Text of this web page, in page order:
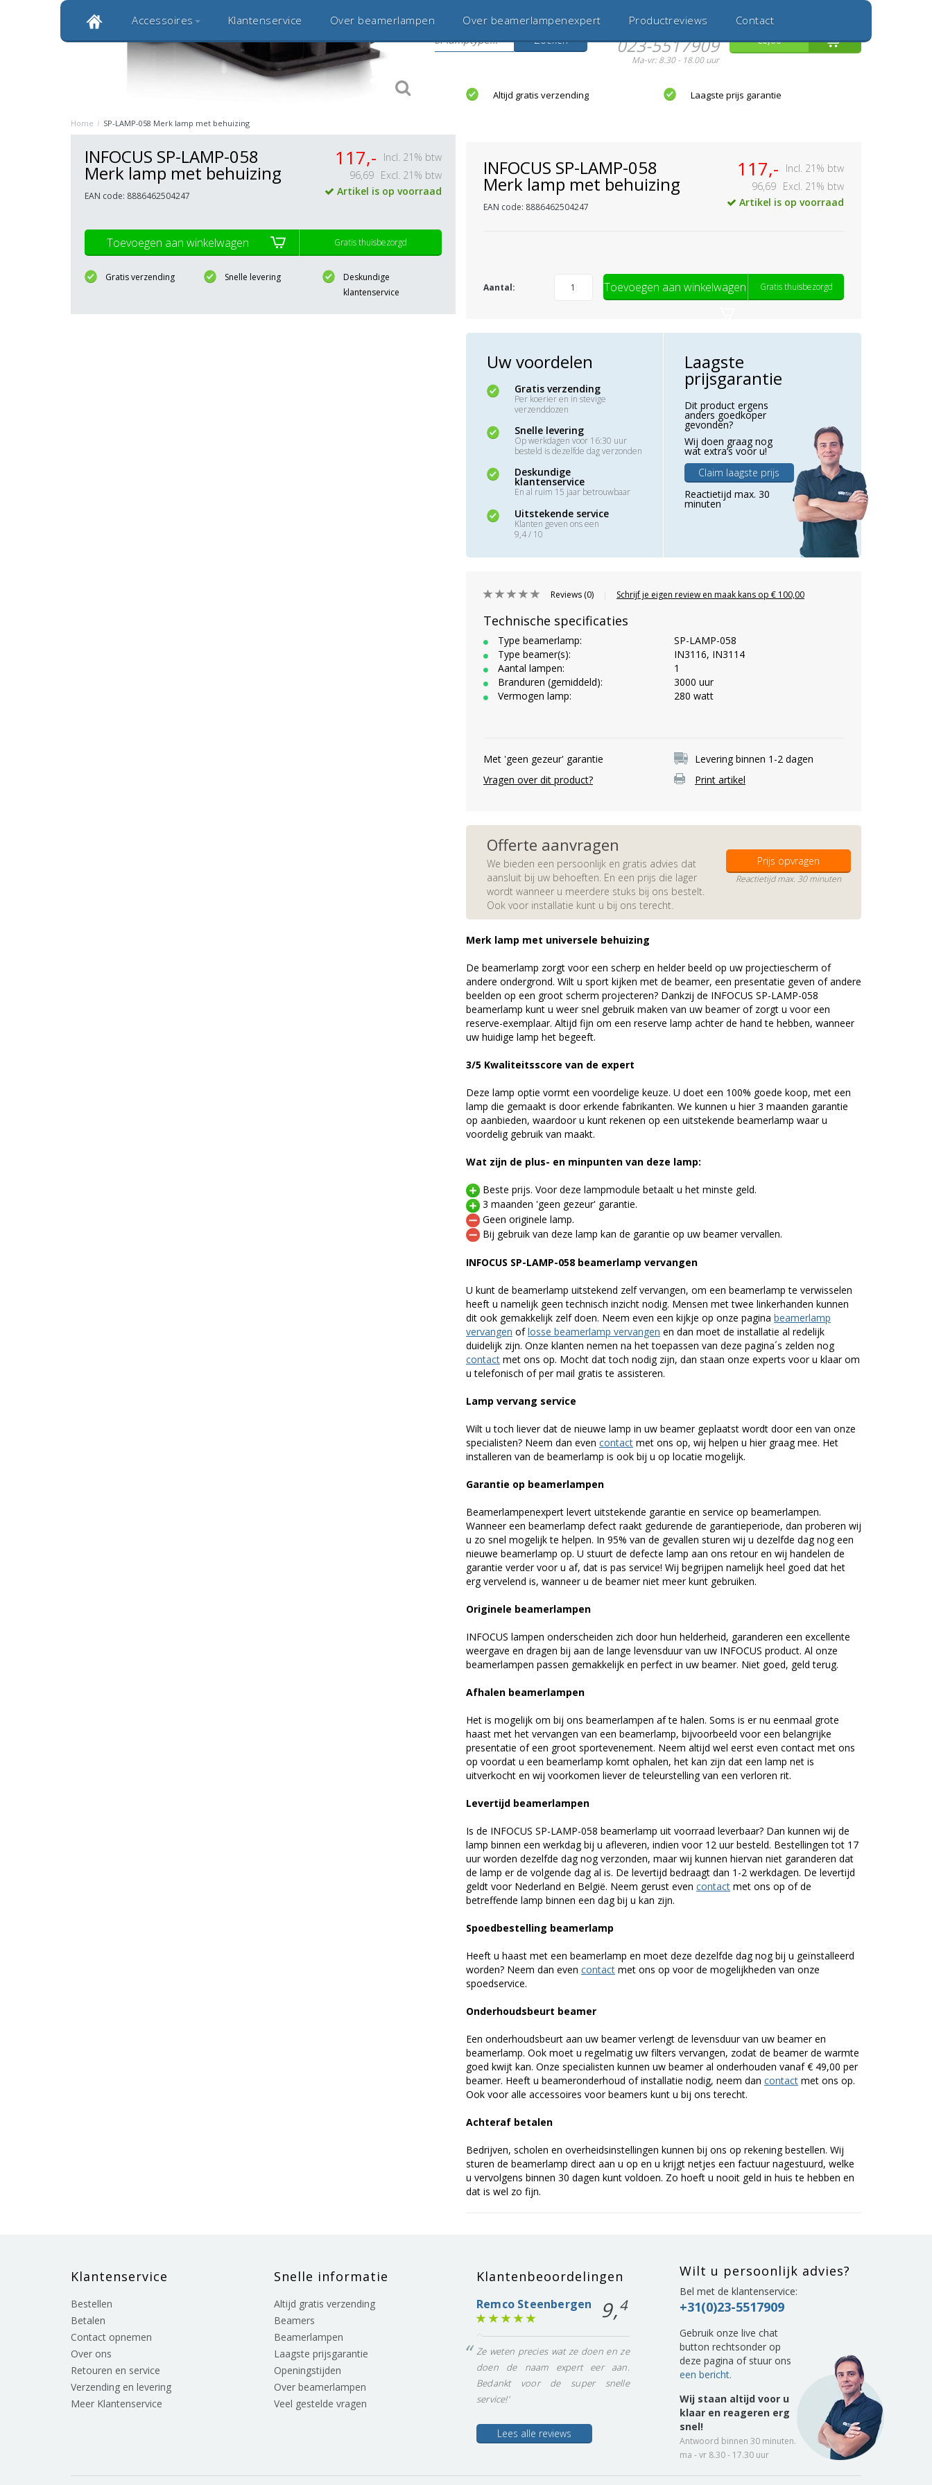
Inloggen
Klantbeoordeling 9,0
Bekijk alle 1000+ reviews
Zoeken
Hulp nodig?
023-5517909
Ma-vr: 8.30 - 18.00 uur
€0,00
Accessoires Klantenservice Over beamerlampen Over beamerlampenexpert Productreviews Contact
20 jaar betrouwbaar en ervaren Altijd gratis verzending Laagste prijs garantie
Home / SP-LAMP-058 Merk lamp met behuizing
INFOCUS SP-LAMP-058
Merk lamp met behuizing
EAN code: 8886462504247
117,-
Incl. 21% btw
96,69 Excl. 21% btw
Artikel is op voorraad
Toevoegen aan winkelwagen Gratis thuisbezorgd
Gratis verzending Snelle levering
Deskundige
klantenservice
INFOCUS SP-LAMP-058
Merk lamp met behuizing
EAN code: 8886462504247
117,-
Incl. 21% btw
96,69 Excl. 21% btw
Artikel is op voorraad
Aantal: Toevoegen aan winkelwagen Gratis thuisbezorgd
Uw voordelen
Gratis verzending
Per koerier en in stevige
verzenddozen
Snelle levering
Op werkdagen voor 16:30 uur
besteld is dezelfde dag verzonden
Deskundige
klantenservice
En al ruim 15 jaar betrouwbaar
Uitstekende service
Klanten geven ons een
9,4 / 10
Laagste
prijsgarantie
Dit product ergens
anders goedkoper
gevonden?
Wij doen graag nog
wat extra’s voor u!
Claim laagste prijs
Reactietijd max. 30
minuten
Reviews (0) Schrijf je eigen review en maak kans op € 100,00
Technische specificaties
Type beamerlamp:
SP-LAMP-058
Type beamer(s):
IN3116, IN3114
Aantal lampen:
1
Branduren (gemiddeld):
3000 uur
Vermogen lamp:
280 watt
Met 'geen gezeur' garantie
Levering binnen 1-2 dagen
Vragen over dit product?
Print artikel
Offerte aanvragen
We bieden een persoonlijk en gratis advies dat
aansluit bij uw behoeften. En een prijs die lager
wordt wanneer u meerdere stuks bij ons bestelt.
Ook voor installatie kunt u bij ons terecht.
Prijs opvragen
Reactietijd max. 30 minuten
Merk lamp met universele behuizing
De beamerlamp zorgt voor een scherp en helder beeld op uw projectiescherm of
andere ondergrond. Wilt u sport kijken met de beamer, een presentatie geven of andere
beelden op een groot scherm projecteren? Dankzij de INFOCUS SP-LAMP-058
beamerlamp kunt u weer snel gebruik maken van uw beamer of zorgt u voor een
reserve-exemplaar. Altijd fijn om een reserve lamp achter de hand te hebben, wanneer
uw huidige lamp het begeeft.
3/5 Kwaliteitsscore van de expert
Deze lamp optie vormt een voordelige keuze. U doet een 100% goede koop, met een
lamp die gemaakt is door erkende fabrikanten. We kunnen u hier 3 maanden garantie
op aanbieden, waardoor u kunt rekenen op een uitstekende beamerlamp waar u
voordelig gebruik van maakt.
Wat zijn de plus- en minpunten van deze lamp:
Beste prijs. Voor deze lampmodule betaalt u het minste geld.
3 maanden 'geen gezeur' garantie.
Geen originele lamp.
Bij gebruik van deze lamp kan de garantie op uw beamer vervallen.
INFOCUS SP-LAMP-058 beamerlamp vervangen
U kunt de beamerlamp uitstekend zelf vervangen, om een beamerlamp te verwisselen
heeft u namelijk geen technisch inzicht nodig. Mensen met twee linkerhanden kunnen
dit ook gemakkelijk zelf doen. Neem even een kijkje op onze pagina beamerlamp
vervangen oflosse beamerlamp vervangen en dan moet de installatie al redelijk
duidelijk zijn. Onze klanten nemen na het toepassen van deze pagina´s zelden nog
contact met ons op. Mocht dat toch nodig zijn, dan staan onze experts voor u klaar om
u telefonisch of per mail gratis te assisteren.
Lamp vervang service
Wilt u toch liever dat de nieuwe lamp in uw beamer geplaatst wordt door een van onze
specialisten? Neem dan even contact met ons op, wij helpen u hier graag mee. Het
installeren van de beamerlamp is ook bij u op locatie mogelijk.
Garantie op beamerlampen
Beamerlampenexpert levert uitstekende garantie en service op beamerlampen.
Wanneer een beamerlamp defect raakt gedurende de garantieperiode, dan proberen wij
u zo snel mogelijk te helpen. In 95% van de gevallen sturen wij u dezelfde dag nog een
nieuwe beamerlamp op. U stuurt de defecte lamp aan ons retour en wij handelen de
garantie verder voor u af, dat is pas service! Wij begrijpen namelijk heel goed dat het
erg vervelend is, wanneer u de beamer niet meer kunt gebruiken.
Originele beamerlampen
INFOCUS lampen onderscheiden zich door hun helderheid, garanderen een excellente
weergave en dragen bij aan de lange levensduur van uw INFOCUS product. Al onze
beamerlampen passen gemakkelijk en perfect in uw beamer. Niet goed, geld terug.
Afhalen beamerlampen
Het is mogelijk om bij ons beamerlampen af te halen. Soms is er nu eenmaal grote
haast met het vervangen van een beamerlamp, bijvoorbeeld voor een belangrijke
presentatie of een groot sportevenement. Neem altijd wel eerst even contact met ons
op voordat u een beamerlamp komt ophalen, het kan zijn dat een lamp net is
uitverkocht en wij voorkomen liever de teleurstelling van een verloren rit.
Levertijd beamerlampen
Is de INFOCUS SP-LAMP-058 beamerlamp uit voorraad leverbaar? Dan kunnen wij de
lamp binnen een werkdag bij u afleveren, indien voor 12 uur besteld. Bestellingen tot 17
uur worden dezelfde dag nog verzonden, maar wij kunnen hiervan niet garanderen dat
de lamp er de volgende dag al is. De levertijd bedraagt dan 1-2 werkdagen. De levertijd
geldt voor Nederland en België. Neem gerust even contact met ons op of de
betreffende lamp binnen een dag bij u kan zijn.
Spoedbestelling beamerlamp
Heeft u haast met een beamerlamp en moet deze dezelfde dag nog bij u geïnstalleerd
worden? Neem dan even contact met ons op voor de mogelijkheden van onze
spoedservice.
Onderhoudsbeurt beamer
Een onderhoudsbeurt aan uw beamer verlengt de levensduur van uw beamer en
beamerlamp. Ook moet u regelmatig uw filters vervangen, zodat de beamer de warmte
goed kwijt kan. Onze specialisten kunnen uw beamer al onderhouden vanaf € 49,00 per
beamer. Heeft u beameronderhoud of installatie nodig, neem dan contact met ons op.
Ook voor alle accessoires voor beamers kunt u bij ons terecht.
Achteraf betalen
Bedrijven, scholen en overheidsinstellingen kunnen bij ons op rekening bestellen. Wij
sturen de beamerlamp direct aan u op en u krijgt netjes een factuur nagestuurd, welke
u vervolgens binnen 30 dagen kunt voldoen. Zo hoeft u nooit geld in huis te hebben en
dat is wel zo fijn.
Klantenservice
Bestellen
Betalen
Contact opnemen
Over ons
Retouren en service
Verzending en levering
Meer Klantenservice
Snelle informatie
Altijd gratis verzending
Beamers
Beamerlampen
Laagste prijsgarantie
Openingstijden
Over beamerlampen
Veel gestelde vragen
Klantenbeoordelingen
Remco Steenbergen 9,4
Ze weten precies wat ze doen en ze
doen de naam expert eer aan.
Bedankt voor de super snelle
service!'
Lees alle reviews
Wilt u persoonlijk advies?
Bel met de klantenservice:
+31(0)23-5517909
Gebruik onze live chat
button rechtsonder op
deze pagina of stuur ons
een bericht.
Wij staan altijd voor u
klaar en reageren erg
snel!
Antwoord binnen 30 minuten.
ma - vr 8.30 - 17.30 uur